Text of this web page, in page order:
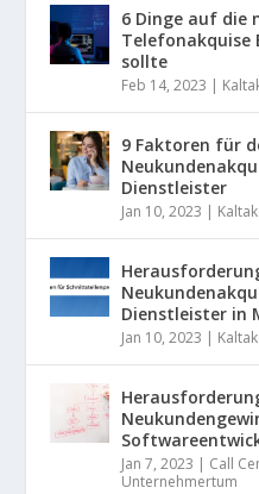
6 Dinge auf die
Telefonakquise
sollte
Feb 14, 2023 |
9 Faktoren für
Dienstleister
Jan 10, 2023 |
Dienstleister in
Jan 10, 2023 |
Jan 7, 2023 | Call
Unternehmertum